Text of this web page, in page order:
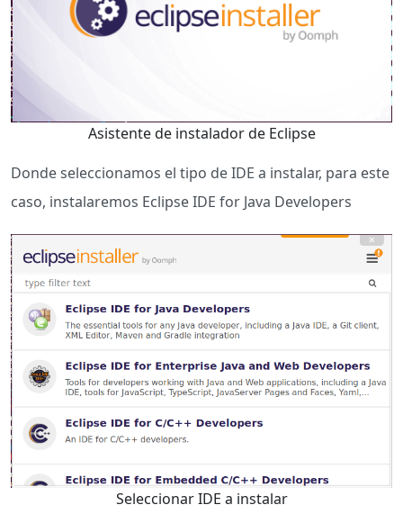
Asistente de instalador de Eclipse
Donde seleccionamos el tipo de IDE a instalar, para este
caso, instalaremos Eclipse IDE for Java Developers
Seleccionar IDE a instalar